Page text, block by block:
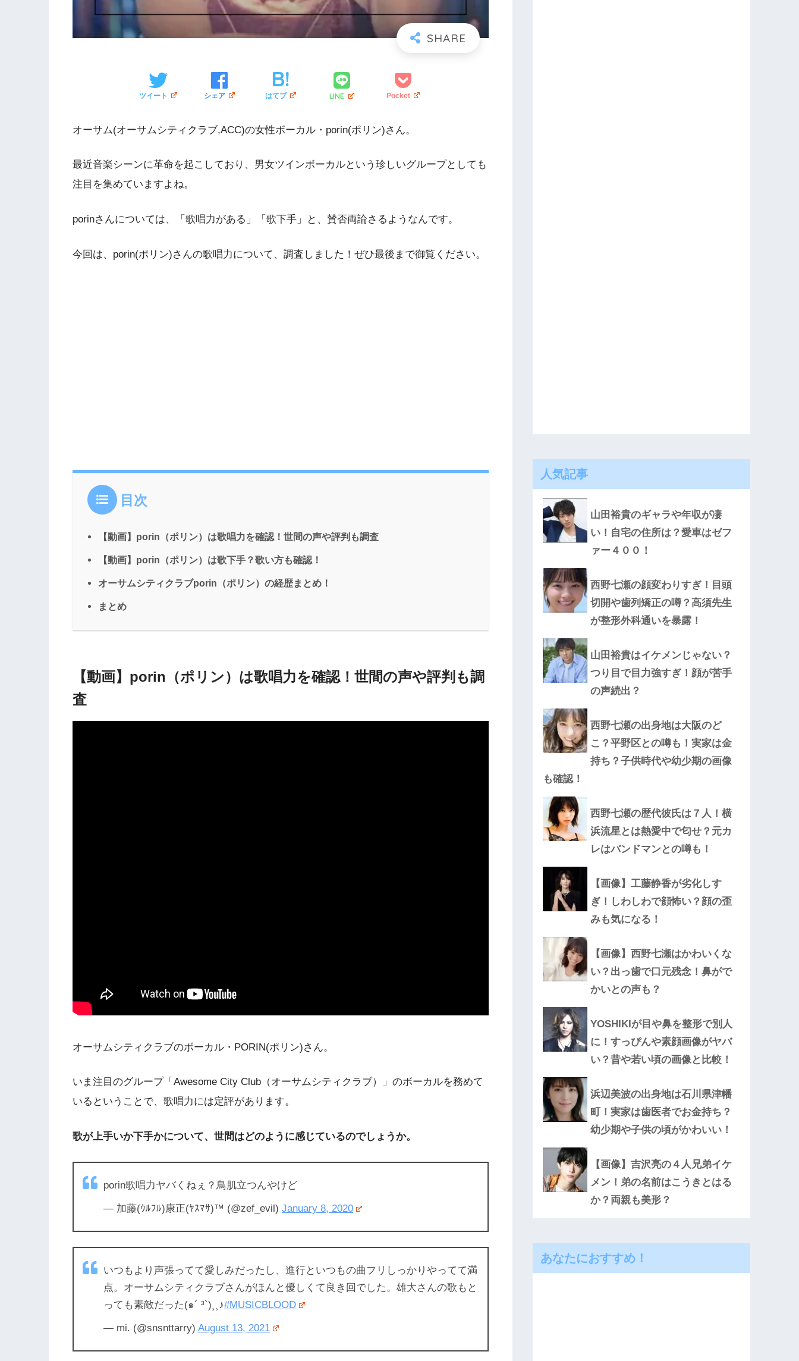
ツイート シェア はてブ LINE Pocket
オーサム(オーサムシティクラブ,ACC)の女性ボーカル・porin(ポリン)さん。
最近音楽シーンに革命を起こしており、男女ツインボーカルという珍しいグループとしても
注目を集めていますよね。
porinさんについては、「歌唱力がある」「歌下手」と、賛否両論さるようなんです。
今回は、porin(ポリン)さんの歌唱力について、調査しました！ぜひ最後まで御覧ください。
目次
【動画】porin（ポリン）は歌唱力を確認！世間の声や評判も調査
【動画】porin（ポリン）は歌下手？歌い方も確認！
オーサムシティクラブporin（ポリン）の経歴まとめ！
まとめ
【動画】porin（ポリン）は歌唱力を確認！世間の声や評判も調
査
オーサムシティクラブのボーカル・PORIN(ポリン)さん。
いま注目のグループ「Awesome City Club（オーサムシティクラブ）」のボーカルを務めて
いるということで、歌唱力には定評があります。
歌が上手いか下手かについて、世間はどのように感じているのでしょうか。
porin歌唱力ヤバくねぇ？鳥肌立つんやけど
— 加藤(ｳﾙﾌﾙ)康正(ﾔｽﾏｻ)™ (@zef_evil) January 8, 2020
いつもより声張ってて愛しみだったし、進行といつもの曲フリしっかりやってて満
点。オーサムシティクラブさんがほんと優しくて良き回でした。雄大さんの歌もと
っても素敵だった(๑´ ³`)¸¸♪#MUSICBLOOD
— mi. (@snsnttarry) August 13, 2021
人気記事
山田裕貴のギャラや年収が凄
い！自宅の住所は？愛車はゼフ
ァー４００！
西野七瀬の顔変わりすぎ！目頭
切開や歯列矯正の噂？高須先生
が整形外科通いを暴露！
山田裕貴はイケメンじゃない？
つり目で目力強すぎ！顔が苦手
の声続出？
西野七瀬の出身地は大阪のど
こ？平野区との噂も！実家は金
持ち？子供時代や幼少期の画像
も確認！
西野七瀬の歴代彼氏は７人！横
浜流星とは熱愛中で匂せ？元カ
レはバンドマンとの噂も！
【画像】工藤静香が劣化しす
ぎ！しわしわで顔怖い？顔の歪
みも気になる！
【画像】西野七瀬はかわいくな
い？出っ歯で口元残念！鼻がで
かいとの声も？
YOSHIKIが目や鼻を整形で別人
に！すっぴんや素顔画像がヤバ
い？昔や若い頃の画像と比較！
浜辺美波の出身地は石川県津幡
町！実家は歯医者でお金持ち？
幼少期や子供の頃がかわいい！
【画像】吉沢亮の４人兄弟イケ
メン！弟の名前はこうきとはる
か？両親も美形？
あなたにおすすめ！